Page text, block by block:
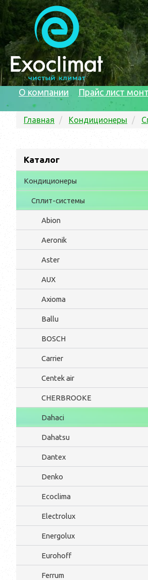
О компании Прайс лист
Главная Кондиционеры
Каталог
Кондиционеры
Сплит-системы
Abion
Aeronik
Aster
AUX
Axioma
Ballu
BOSCH
Carrier
Centek air
CHERBROOKE
Dahaci
Dahatsu
Dantex
Denko
Ecoclima
Electrolux
Energolux
Eurohoff
Ferrum